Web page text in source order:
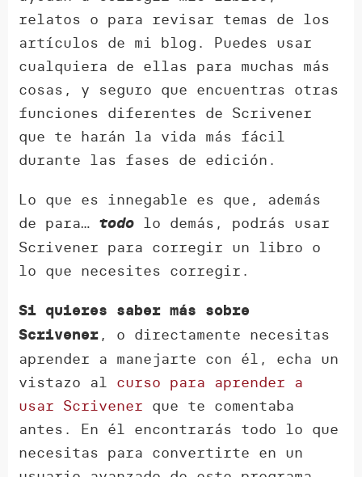
relatos o para revisar temas de los
artículos de mi blog. Puedes usar
cualquiera de ellas para muchas más
cosas, y seguro que encuentras otras
funciones diferentes de Scrivener
que te harán la vida más fácil
durante las fases de edición.
Lo que es innegable es que, además
de para… todo lo demás, podrás usar
Scrivener para corregir un libro o
lo que necesites corregir.
Si quieres saber más sobre
Scrivener, o directamente necesitas
aprender a manejarte con él, echa un
vistazo al curso para aprender a
usar Scrivener que te comentaba
antes. En él encontrarás todo lo que
necesitas para convertirte en un